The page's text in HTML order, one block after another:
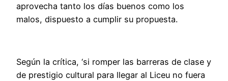
aprovecha tanto los días buenos como los
malos, dispuesto a cumplir su propuesta.
Según la crítica, ‘si romper las barreras de clase y
de prestigio cultural para llegar al Liceu no fuera